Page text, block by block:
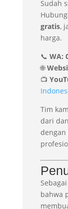
Sudah
gratis,
harga.
📞 WA:
🌐
📺
Tim
dari
dengan
bahwa